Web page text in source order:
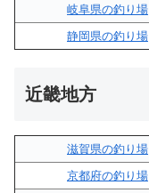
岐阜県の釣り場
静岡県の釣り場
近畿地方
滋賀県の釣り場
京都府の釣り場